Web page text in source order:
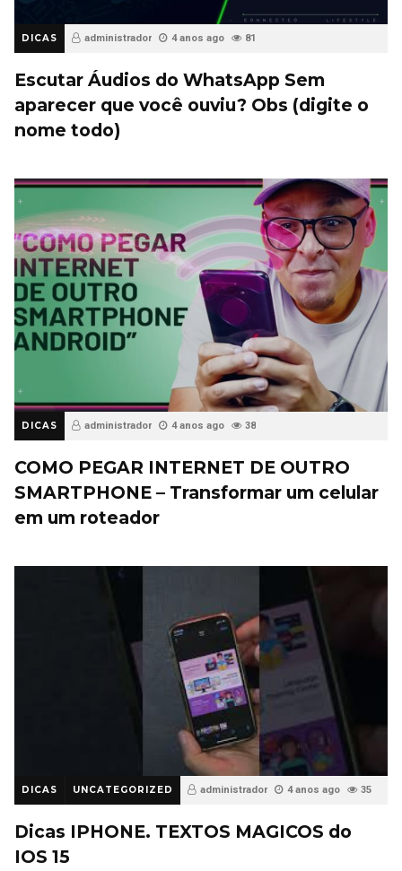
DICAS administrador 4 anos ago 81
Escutar Áudios do WhatsApp Sem
aparecer que você ouviu? Obs (digite o
nome todo)
DICAS administrador 4 anos ago 38
COMO PEGAR INTERNET DE OUTRO
SMARTPHONE – Transformar um celular
em um roteador
DICAS UNCATEGORIZED administrador 4 anos ago 35
Dicas IPHONE. TEXTOS MAGICOS do
IOS 15